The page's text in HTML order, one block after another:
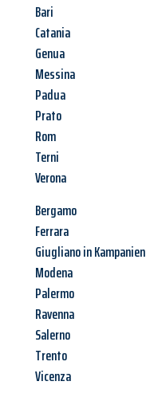
Bari
Catania
Genua
Messina
Padua
Prato
Rom
Terni
Verona
Bergamo
Ferrara
Giugliano in Kampanien
Modena
Palermo
Ravenna
Salerno
Trento
Vicenza